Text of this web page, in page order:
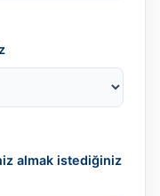
almak istediğiniz